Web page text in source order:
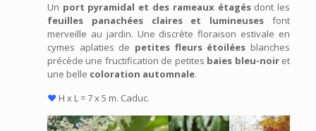
Un port pyramidal et des rameaux étagésdont les
feuilles panachées claires et lumineuses font
merveille au jardin. Une discrète floraison estivale en
cymes aplaties de petites fleurs étoilées blanches
précède une fructification de petites baies bleu-noir et
une belle coloration automnale.
♥H x L = 7 x 5 m. Caduc.